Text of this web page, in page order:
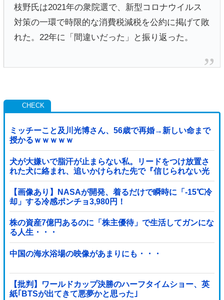
枝野氏は2021年の衆院選で、新型コロナウイルス
対策の一環で時限的な消費税減税を公約に掲げて敗
れた。22年に「間違いだった」と振り返った。
ミッチーこと及川光博さん、56歳で再婚→新しい命まで
授かるｗｗｗｗｗ
犬が大嫌いで脂汗が止まらない私。リードをつけ放置さ
れた犬に絡まれ、追いかけられた先で『信じられない光
景』を目撃→必死で救急車を呼ぶも犬と取り残され
て・・・
【画像あり】NASAが開発、着るだけで瞬時に「-15℃冷
却」する冷感ポンチョ3,980円！
株の資産7億円あるのに「株主優待」で生活してガンにな
る人生・・・
中国の海水浴場の映像があまりにも・・・
【批判】ワールドカップ決勝のハーフタイムショー、英
紙｢BTSが出てきて悪夢かと思った｣